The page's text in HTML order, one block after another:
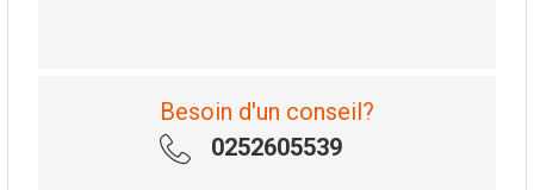
Besoin d'un conseil?
0252605539